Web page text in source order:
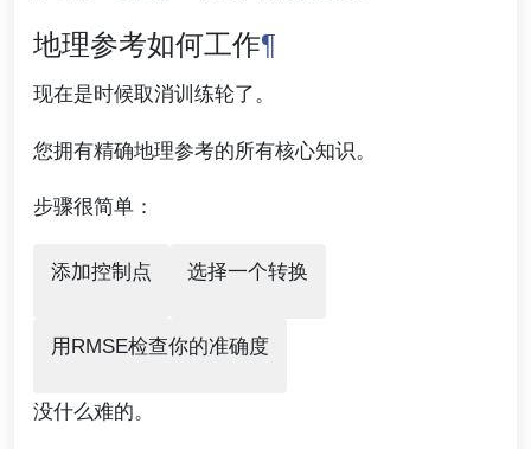
地理参考如何工作¶
现在是时候取消训练轮了。
您拥有精确地理参考的所有核心知识。
步骤很简单：
添加控制点 选择一个转换
用RMSE检查你的准确度
没什么难的。